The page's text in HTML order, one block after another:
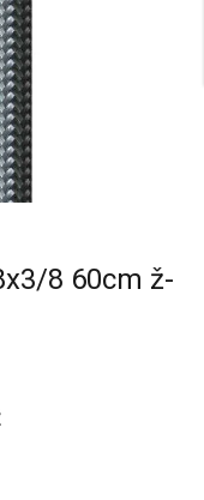
8 60cm ž-